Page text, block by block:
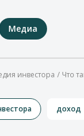
Медиа
инвестора Что
доход